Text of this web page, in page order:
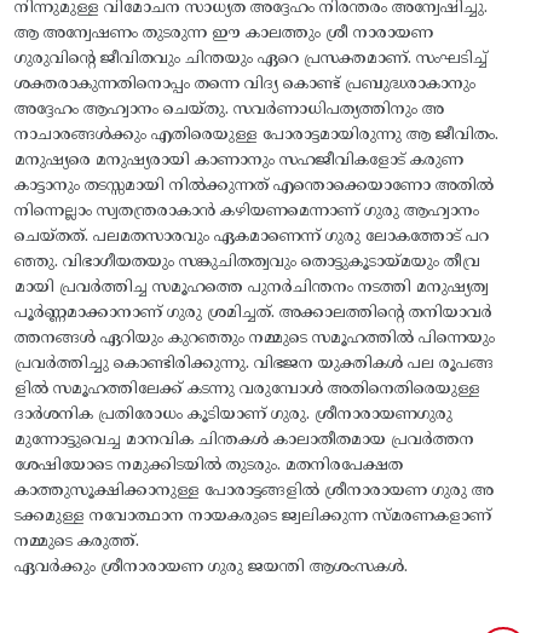
നിന്നുമുള്ള വിമോചന സാധ്യത അദ്ദേഹം നിരന്തരം അന്വേഷിച്ചു.
ആ അന്വേഷണം തുടരുന്ന ഈ കാലത്തും ശ്രീ നാരായണ
ഗുരുവിന്റെ ജീവിതവും ചിന്തയും ഏറെ പ്രസക്തമാണ്. സംഘടിച്ച്‌
ശക്തരാകുന്നതിനൊപ്പം തന്നെ വിദ്യ കൊണ്ട്‌ പ്രബുദ്ധരാകാനും
അദ്ദേഹം ആഹ്വാനം ചെയ്തു. സവർണാധിപത്യത്തിനും അ
നാചാരങ്ങൾക്കും എതിരെയുള്ള പോരാട്ടമായിരുന്നു ആ ജീവിതം.
മനുഷ്യരെ മനുഷ്യരായി കാണാനും സഹജീവികളോട് കരുണ
കാട്ടാനും തടസ്സമായി നിൽക്കുന്നത് എന്തൊക്കെയാണോ അതിൽ
നിന്നെല്ലാം സ്വതന്ത്രരാകാൻ കഴിയണമെന്നാണ് ഗുരു ആഹ്വാനം
ചെയ്തത്. പലമതസാരവും ഏകമാണെന്ന് ഗുരു ലോകത്തോട് പറ
ഞ്ഞു. വിഭാഗീയതയും സങ്കുചിതത്വവും തൊട്ടുകൂടായ്മയും തീവ്ര
മായി പ്രവർത്തിച്ച സമൂഹത്തെ പുനർചിന്തനം നടത്തി മനുഷ്യത്വ
പൂർണ്ണമാക്കാനാണ് ഗുരു ശ്രമിച്ചത്. അക്കാലത്തിന്റെ തനിയാവർ
ത്തനങ്ങൾ ഏറിയും കുറഞ്ഞും നമ്മുടെ സമൂഹത്തിൽ പിന്നെയും
പ്രവർത്തിച്ചു കൊണ്ടിരിക്കുന്നു. വിഭജന യുക്തികൾ പല രൂപങ്ങ
ളിൽ സമൂഹത്തിലേക്ക് കടന്നു വരുമ്പോൾ അതിനെതിരെയുള്ള
ദാർശനിക പ്രതിരോധം കൂടിയാണ് ഗുരു. ശ്രീനാരായണഗുരു
മുന്നോട്ടുവെച്ച മാനവിക ചിന്തകൾ കാലാതീതമായ പ്രവർത്തന
ശേഷിയോടെ നമുക്കിടയിൽ തുടരും. മതനിരപേക്ഷത
കാത്തുസൂക്ഷിക്കാനുള്ള പോരാട്ടങ്ങളിൽ ശ്രീനാരായണ ഗുരു അ
ടക്കമുള്ള നവോത്ഥാന നായകരുടെ ജ്വലിക്കുന്ന സ്മരണകളാണ്‌
നമ്മുടെ കരുത്ത്‌.
ഏവർക്കും ശ്രീനാരായണ ഗുരു ജയന്തി ആശംസകൾ.